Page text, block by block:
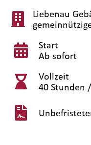
Liebenau
Start
Ab sofort
Vollzeit
40 Stunden